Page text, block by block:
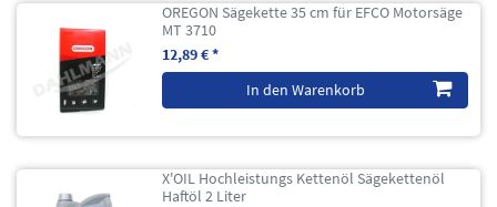
OREGON Sägekette 35 cm für EFCO Motorsäge
MT 3710
12,89 € *
In den Warenkorb
X'OIL Hochleistungs Kettenöl Sägekettenöl
Haftöl 2 Liter